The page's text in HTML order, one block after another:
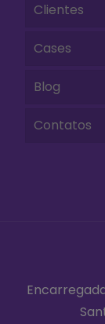
Clientes
Cases
Blog
Contatos